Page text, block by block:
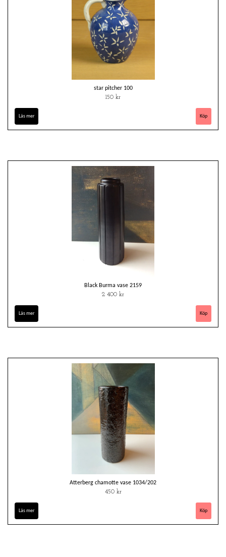
star pitcher 100
150 kr
Läs mer
Black Burma vase 2159
2 400 kr
Läs mer
Atterberg chamotte vase 1034/202
450 kr
Läs mer